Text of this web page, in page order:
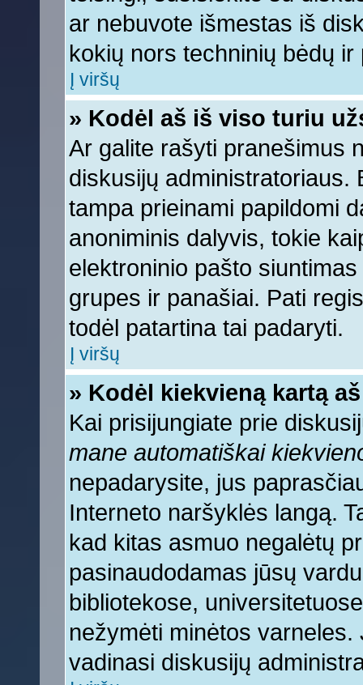
ar nebuvote išmestas iš
kokių nors techninių bėdų
Į viršų
» Kodėl aš iš viso turiu
Ar galite rašyti pranešimus
diskusijų administratoriaus.
tampa prieinami papildomi
anoniminis dalyvis, tokie
elektroninio pašto
grupes ir panašiai. Pati
todėl patartina tai padaryti.
Į viršų
» Kodėl kiekvieną kartą
Kai prisijungiate prie
mane automatiškai
nepadarysite, jus
Interneto naršyklės langą.
kad kitas asmuo negalėtų
pasinaudodamas jūsų
bibliotekose,
nežymėti minėtos
vadinasi diskusijų